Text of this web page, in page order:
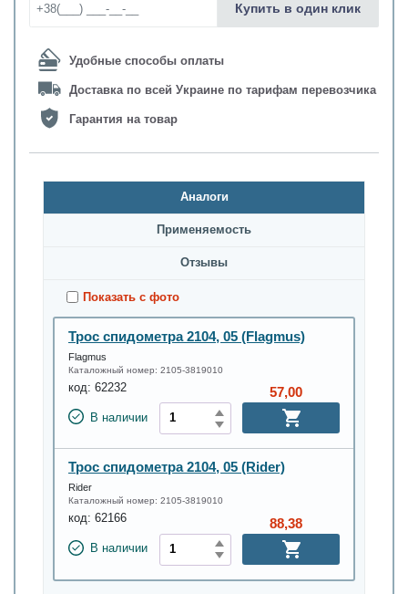
Удобные способы оплаты
Доставка по всей Украине по тарифам перевозчика
Гарантия на товар
Купить в один клик
Аналоги
Применяемость
Oтзывы
Показать с фото
Трос спидометра 2104, 05 (Flagmus)
Flagmus
Каталожный номер: 2105-3819010
код: 62232
В наличии
57,00
Трос спидометра 2104, 05 (Rider)
Rider
Каталожный номер: 2105-3819010
код: 62166
В наличии
88,38